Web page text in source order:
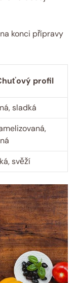
konci přípravy
profil
sladká
svěží